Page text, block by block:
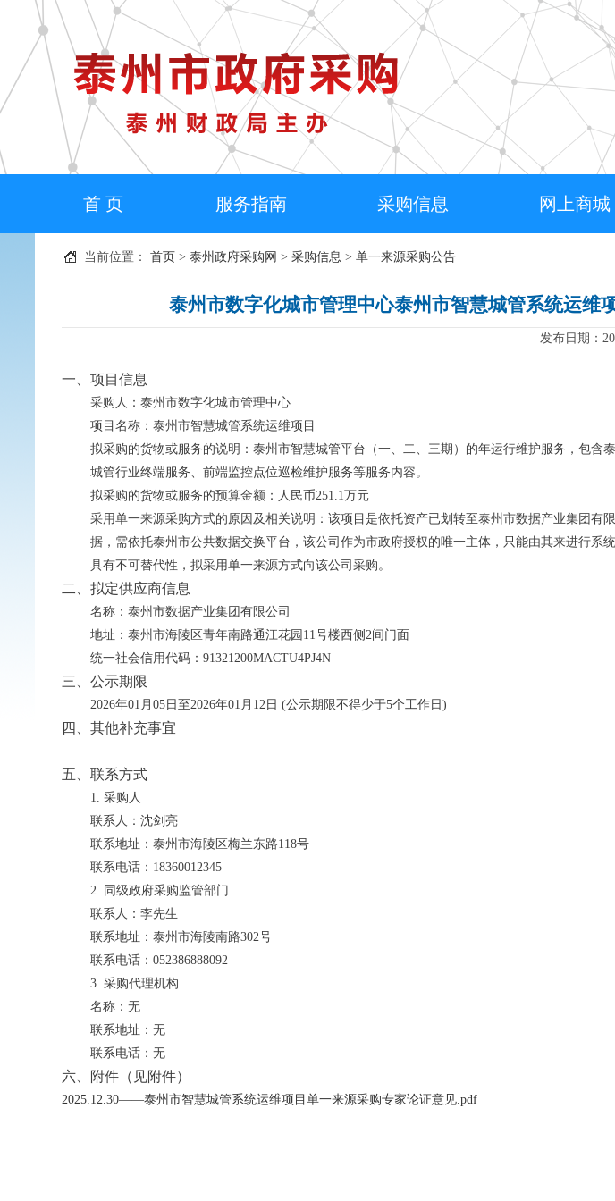
首 页 服务指南 采购信息 网上商城
当前位置： 首页 > 泰州政府采购网 > 采购信息 > 单一来源采购公告
泰州市数字化城市管理中心泰州市智慧城管系统运维
发布日期：
一、项目信息
采购人：泰州市数字化城市管理中心
项目名称：泰州市智慧城管系统运维项目
拟采购的货物或服务的说明：泰州市智慧城管平台（一、二、三期）的年运行维护服务，包含
城管行业终端服务、前端监控点位巡检维护服务等服务内容。
拟采购的货物或服务的预算金额：人民币251.1万元
采用单一来源采购方式的原因及相关说明：该项目是依托资产已划转至泰州市数据产业集团
据，需依托泰州市公共数据交换平台，该公司作为市政府授权的唯一主体，只能由其来进行
具有不可替代性，拟采用单一来源方式向该公司采购。
二、拟定供应商信息
名称：泰州市数据产业集团有限公司
地址：泰州市海陵区青年南路通江花园11号楼西侧2间门面
统一社会信用代码：91321200MACTU4PJ4N
三、公示期限
2026年01月05日至2026年01月12日 (公示期限不得少于5个工作日)
四、其他补充事宜
五、联系方式
1. 采购人
联系人：沈剑亮
联系地址：泰州市海陵区梅兰东路118号
联系电话：18360012345
2. 同级政府采购监管部门
联系人：李先生
联系地址：泰州市海陵南路302号
联系电话：052386888092
3. 采购代理机构
名称：无
联系地址：无
联系电话：无
六、附件（见附件）
2025.12.30——泰州市智慧城管系统运维项目单一来源采购专家论证意见.pdf